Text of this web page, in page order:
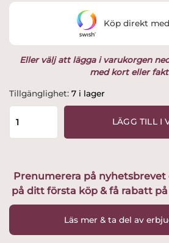
var:
1,795 kr.1,499 kr.
Eller välj att lägga i varukorgen
med kort eller
Tillgänglighet: 7 i lager
Arabia
-
Mumin
Moomin
Tallrikar
Misan
LÄGG TILL I
Köp direkt
Prenumerera på
på ditt första köp & få rabatt
Läs mer & ta del av